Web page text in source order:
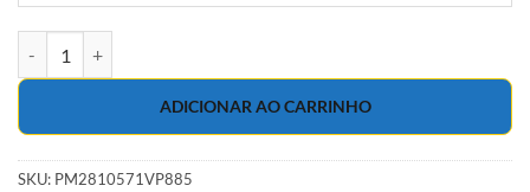
ADICIONAR AO CARRINHO
SKU: PM2810571VP885